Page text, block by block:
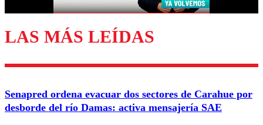
Enviar comentario
LAS MÁS LEÍDAS
Senapred ordena evacuar dos sectores de Carahue por
desborde del río Damas: activa mensajería SAE